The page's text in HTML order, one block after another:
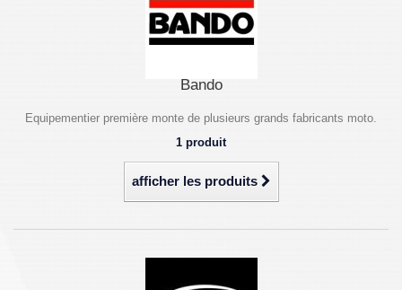
Bando
Equipementier première monte de plusieurs grands fabricants moto.
1 produit
afficher les produits